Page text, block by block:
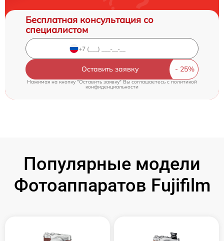
Бесплатная консультация со
специалистом
Оставить заявку
Нажимая на кнопку "Оставить заявку" Вы соглашаетесь c политикой
конфиденциальности
Популярные модели
Фотоаппаратов Fujifilm